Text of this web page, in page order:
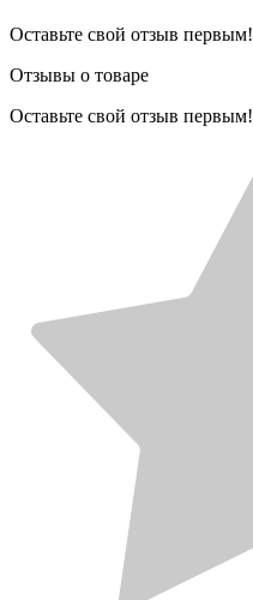
Оставьте свой отзыв первым!
Отзывы о товаре
Оставьте свой отзыв первым!